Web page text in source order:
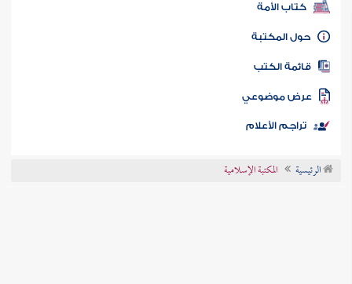
كتاب الأمة
المكتبة
الكتب
موضوعي
تراجم الأعلام
الرئيسية المكتبة الإسلامية